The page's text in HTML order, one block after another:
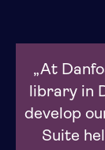
„At
library in
develop
Suite